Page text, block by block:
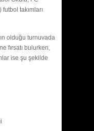
takımları
olduğu turnuvada
fırsatı bulurken,
ise şu şekilde